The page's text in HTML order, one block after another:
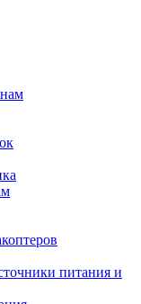
питания и